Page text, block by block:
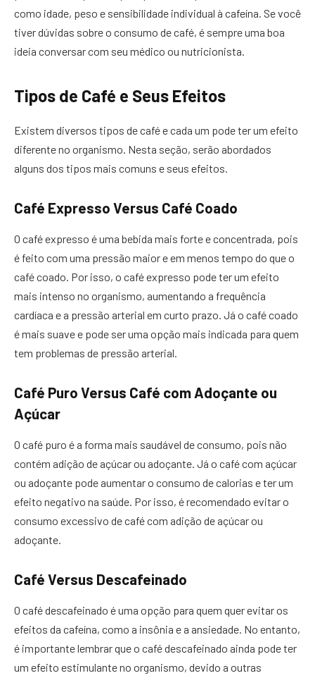
como idade, peso e sensibilidade individual à cafeína. Se você
tiver dúvidas sobre o consumo de café, é sempre uma boa
ideia conversar com seu médico ou nutricionista.
Tipos de Café e Seus Efeitos
Existem diversos tipos de café e cada um pode ter um efeito
diferente no organismo. Nesta seção, serão abordados
alguns dos tipos mais comuns e seus efeitos.
Café Expresso Versus Café Coado
O café expresso é uma bebida mais forte e concentrada, pois
é feito com uma pressão maior e em menos tempo do que o
café coado. Por isso, o café expresso pode ter um efeito
mais intenso no organismo, aumentando a frequência
cardíaca e a pressão arterial em curto prazo. Já o café coado
é mais suave e pode ser uma opção mais indicada para quem
tem problemas de pressão arterial.
Café Puro Versus Café com Adoçante ou
Açúcar
O café puro é a forma mais saudável de consumo, pois não
contém adição de açúcar ou adoçante. Já o café com açúcar
ou adoçante pode aumentar o consumo de calorias e ter um
efeito negativo na saúde. Por isso, é recomendado evitar o
consumo excessivo de café com adição de açúcar ou
adoçante.
Café Versus Descafeinado
O café descafeinado é uma opção para quem quer evitar os
efeitos da cafeína, como a insônia e a ansiedade. No entanto,
é importante lembrar que o café descafeinado ainda pode ter
um efeito estimulante no organismo, devido a outras